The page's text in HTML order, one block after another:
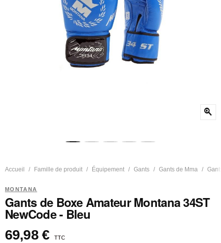
zoom_in
Accueil Famille de produit Équipement Gants Gants de Mma
MONTANA
Gants de Boxe Amateur Montana 34ST
NewCode - Bleu
69,98 € TTC